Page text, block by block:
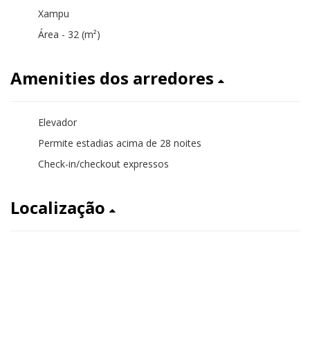
Xampu
Área - 32 (m²)
Amenities dos arredores
Elevador
Permite estadias acima de 28 noites
Check-in/checkout expressos
Localização